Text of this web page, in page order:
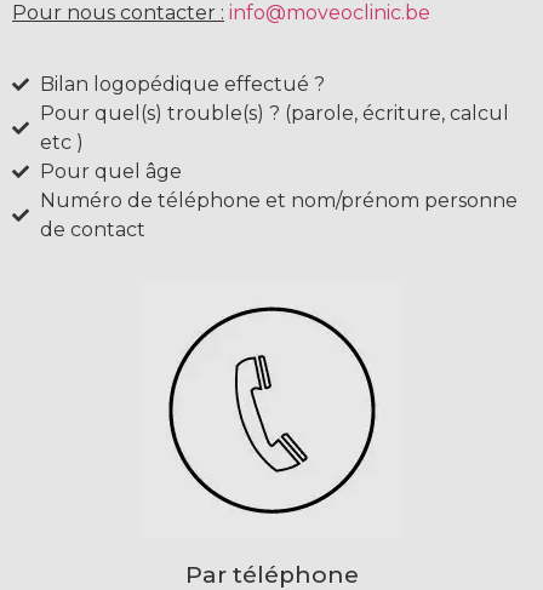
Pour nous contacter : info@moveoclinic.be
Bilan logopédique effectué ?
Pour quel(s) trouble(s) ? (parole, écriture, calcul
etc )
Pour quel âge
Numéro de téléphone et nom/prénom personne
de contact
Par téléphone